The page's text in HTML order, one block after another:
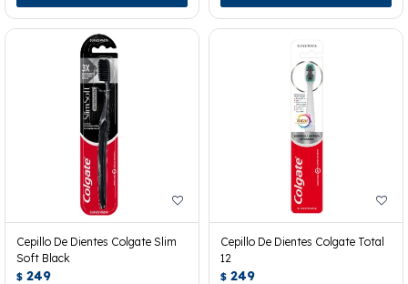
Cepillo De Dientes Colgate Slim
Soft Black
$ 249
Cepillo De Dientes Colgate Total
12
$ 249